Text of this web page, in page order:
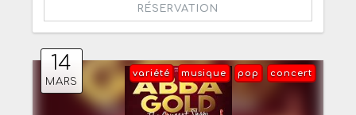
RÉSERVATION
14
MARS
concert
pop
musique
variété